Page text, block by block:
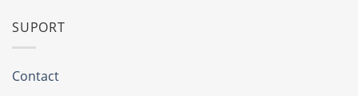
SUPORT
Contact